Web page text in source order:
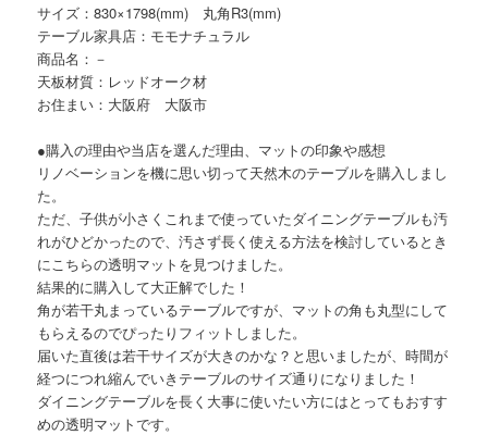
サイズ：830×1798(mm) 丸角R3(mm)
テーブル家具店：モモナチュラル
商品名：－
天板材質：レッドオーク材
お住まい：大阪府 大阪市
●購入の理由や当店を選んだ理由、マットの印象や感想
リノベーションを機に思い切って天然木のテーブルを購入しまし
た。
ただ、子供が小さくこれまで使っていたダイニングテーブルも汚
れがひどかったので、汚さず長く使える方法を検討しているとき
にこちらの透明マットを見つけました。
結果的に購入して大正解でした！
角が若干丸まっているテーブルですが、マットの角も丸型にして
もらえるのでぴったりフィットしました。
届いた直後は若干サイズが大きのかな？と思いましたが、時間が
経つにつれ縮んでいきテーブルのサイズ通りになりました！
ダイニングテーブルを長く大事に使いたい方にはとってもおすす
めの透明マットです。